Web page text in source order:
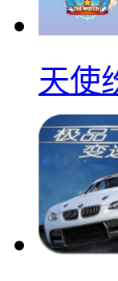
天使